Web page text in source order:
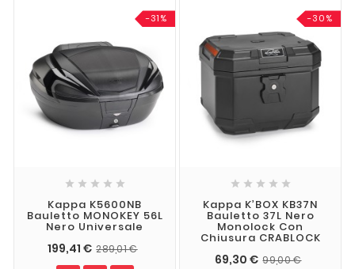
-31%
    
Kappa K5600NB
Bauletto MONOKEY 56L
Nero Universale
199,41 € 289,01 €
-30%
    
Kappa K’BOX KB37N
Bauletto 37L Nero
Monolock Con
Chiusura CRABLOCK
69,30 € 99,00 €